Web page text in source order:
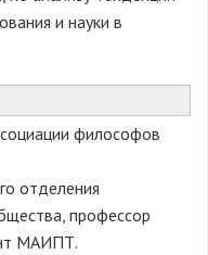
и науки в
философов
отделения
профессор
МАИПТ.